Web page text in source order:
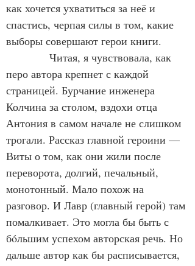
как хочется ухватиться за неё и
спастись, черпая силы в том, какие
выборы совершают герои книги.
Читая, я чувствовала, как
перо автора крепнет с каждой
страницей. Бурчание инженера
Колчина за столом, вздохи отца
Антония в самом начале не слишком
трогали. Рассказ главной героини —
Виты о том, как они жили после
переворота, долгий, печальный,
монотонный. Мало похож на
разговор. И Лавр (главный герой) там
помалкивает. Это могла бы быть с
бóльшим успехом авторская речь. Но
дальше автор как бы расписывается,